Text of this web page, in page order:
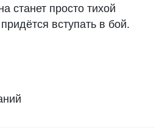
станет просто тихой
вступать в бой.